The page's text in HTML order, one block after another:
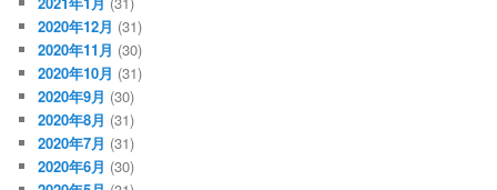
2020年12月 (31)
2020年11月 (30)
2020年10月 (31)
2020年9月 (30)
2020年8月 (31)
2020年7月 (31)
2020年6月 (30)